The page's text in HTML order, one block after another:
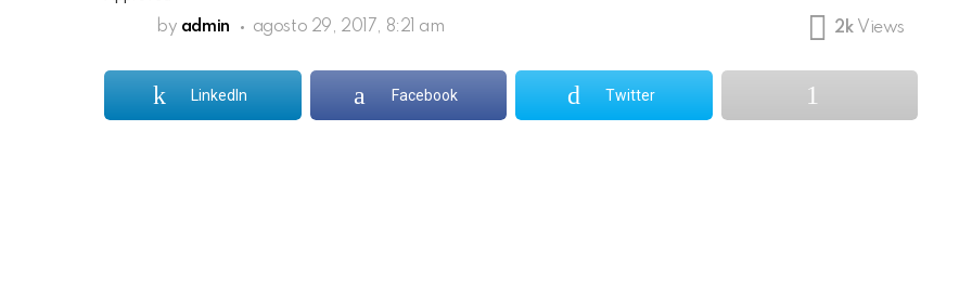
by admin agosto 29, 2017, 8:21 am 2k Views
LinkedIn Facebook Twitter